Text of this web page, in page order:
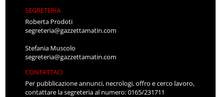
SEGRETERIA
Roberta Prodoti
segreteria@gazzettamatin.com
Stefania Muscolo
segreteria@gazzettamatin.com
CONTATTACI
Per pubblicazione annunci, necrologi, offro e cerco lavoro,
contattare la segreteria al numero: 0165/231711